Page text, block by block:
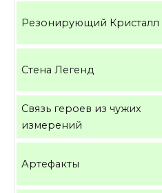
Резонирующий Кристалл
Стена Легенд
Связь героев из чужих
измерений
Артефакты